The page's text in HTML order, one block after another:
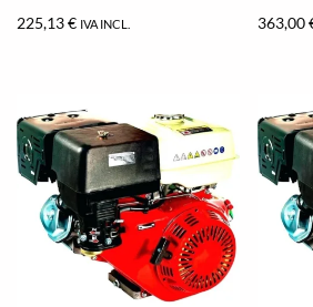
225,13€ IVA INCL. 363,00